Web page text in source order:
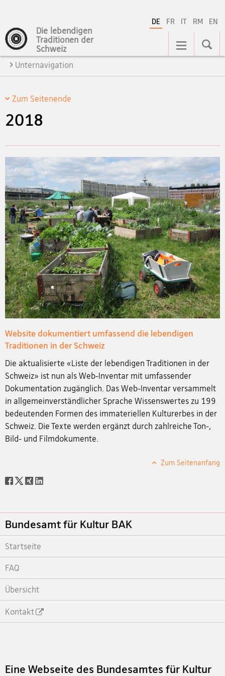
DE FR IT RM EN
Die lebendigen
Traditionen der
Schweiz
Hauptnavigation
Unternavigation
Zum Seitenende
2018
Website dokumentiert umfassend die lebendigen
Traditionen in der Schweiz
Die aktualisierte «Liste der lebendigen Traditionen in der
Schweiz» ist nun als Web-Inventar mit umfassender
Dokumentation zugänglich. Das Web-Inventar versammelt
in allgemeinverständlicher Sprache Wissenswertes zu 199
bedeutenden Formen des immateriellen Kulturerbes in der
Schweiz. Die Texte werden ergänzt durch zahlreiche Ton-,
Bild- und Filmdokumente.
Zum Seitenanfang
Social
Footer
Bundesamt für Kultur BAK
Startseite
FAQ
Übersicht
Kontakt
Eine Webseite des Bundesamtes für Kultur